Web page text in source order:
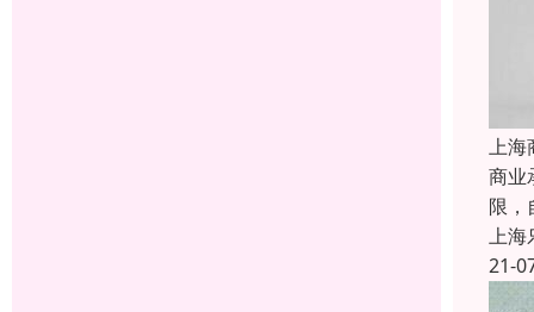
上海
商
限
上海
21-